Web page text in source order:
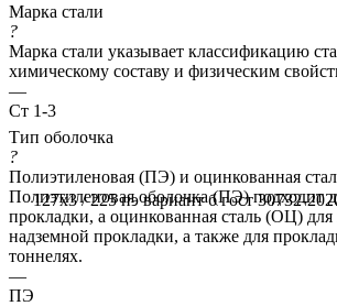
127x3 / 225 пэ вариант б гост 30732-
Марка стали
?
Марка стали указывает классификацию
химическому составу и физическим
—
Ст 1-3
Тип оболочка
?
Полиэтиленовая (ПЭ) и оцинкованная
Полиэтиленовая оболочка (ПЭ) подходит
прокладки, а оцинкованная сталь (ОЦ)
надземной прокладки, а также для
тоннелях.
—
ПЭ